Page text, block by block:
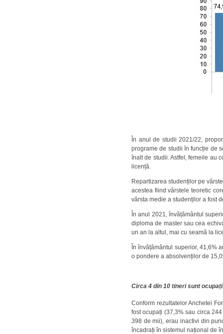
În anul de studii 2021/22,
programe de studii în funcție de
înalt de studii. Astfel, femeile au
licență.
Repartizarea studenților pe
acestea fiind vârstele teoretic
vârsta medie a studenților a fost
În anul 2021, învățământul
diploma de master sau cea
un an la altul, mai cu seamă la
În învățământul superior, 41,6%
o pondere a absolvenților de
Circa 4 din 10 tineri sunt
Conform rezultatelor Anchetei
fost ocupați (37,3% sau circa
398 de mii), erau inactivi din
încadrați în sistemul național de